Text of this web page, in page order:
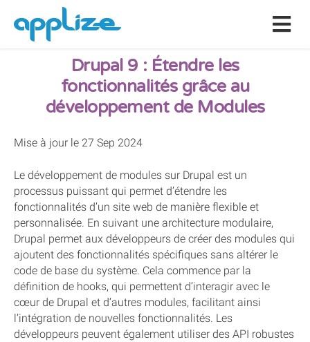
Drupal 9 : Étendre les
fonctionnalités grâce au
développement de Modules
Mise à jour le 27 Sep 2024
Le développement de modules sur Drupal est un
processus puissant qui permet d’étendre les
fonctionnalités d’un site web de manière flexible et
personnalisée. En suivant une architecture modulaire,
Drupal permet aux développeurs de créer des modules qui
ajoutent des fonctionnalités spécifiques sans altérer le
code de base du système. Cela commence par la
définition de hooks, qui permettent d’interagir avec le
cœur de Drupal et d’autres modules, facilitant ainsi
l’intégration de nouvelles fonctionnalités. Les
développeurs peuvent également utiliser des API robustes